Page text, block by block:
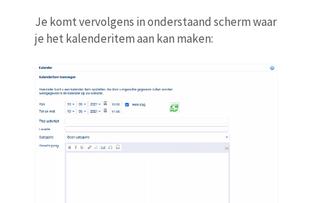
Je komt vervolgens in onderstaand scherm waar
je het kalenderitem aan kan maken: